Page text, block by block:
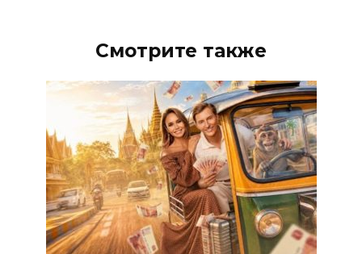
Смотрите также